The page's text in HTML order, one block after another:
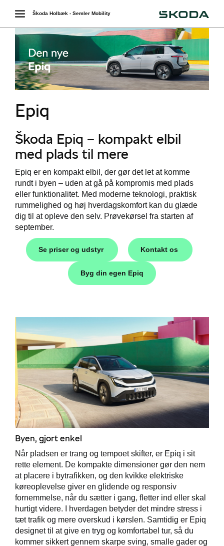
til hurtig
Toggle
navigation
Škoda Holbæk - Semler Mobility
Epiq
Škoda Epiq – kompakt elbil
med plads til mere
Epiq er en kompakt elbil, der gør det let at komme
rundt i byen – uden at gå på kompromis med plads
eller funktionalitet. Med moderne teknologi, praktisk
rummelighed og høj hverdagskomfort kan du glæde
dig til at opleve den selv. Prøvekørsel fra starten af
september.
Se priser og udstyr Kontakt os
Byg din egen Epiq
Byen, gjort enkel
Når pladsen er trang og tempoet skifter, er Epiq i sit
rette element. De kompakte dimensioner gør den nem
at placere i bytrafikken, og den kvikke elektriske
køreoplevelse giver en glidende og responsiv
fornemmelse, når du sætter i gang, fletter ind eller skal
hurtigt videre. I hverdagen betyder det mindre stress i
tæt trafik og mere overskud i kørslen. Samtidig er Epiq
designet til at give en tryg og komfortabel tur, så du
kommer sikkert gennem skarpe sving, smalle gader og